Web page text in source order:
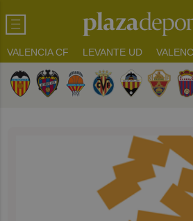
VALENCIA CF LEVANTE UD